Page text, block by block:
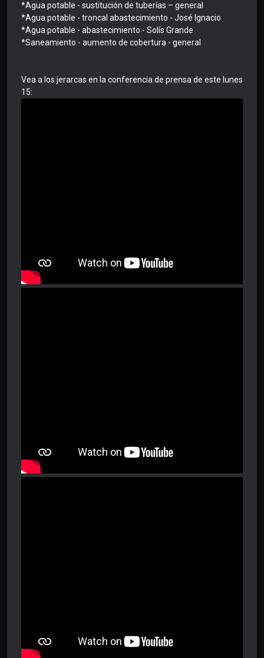
*Agua potable - sustitución de tuberías – general
*Agua potable - troncal abastecimiento - José Ignacio
*Agua potable - abastecimiento - Solís Grande
*Saneamiento - aumento de cobertura - general
Vea a los jerarcas en la conferencia de prensa de este lunes
15: